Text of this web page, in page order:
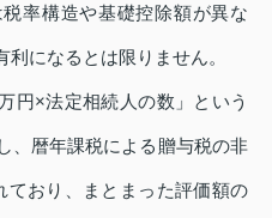
率構造や基礎控除額が異な
になるとは限りません。
円×法定相続人の数」という
、暦年課税による贈与税の非
ており、まとまった評価額の